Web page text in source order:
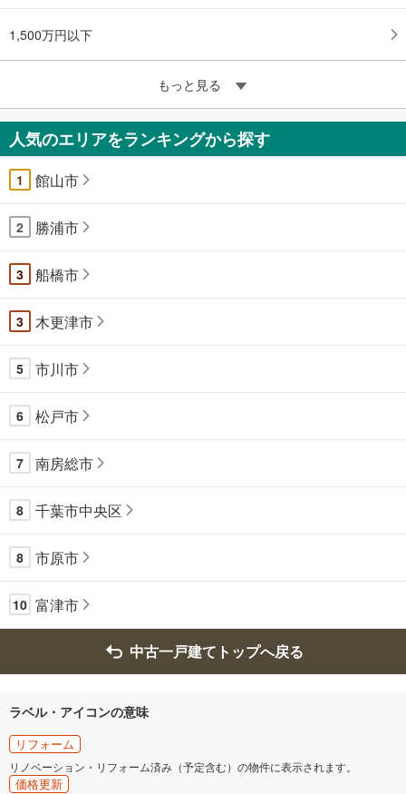
1,500万円以下
もっと見る
人気のエリアをランキングから探す
1 館山市
2 勝浦市
3 船橋市
3 木更津市
5 市川市
6 松戸市
7 南房総市
8 千葉市中央区
8 市原市
10 富津市
中古一戸建てトップへ戻る
ラベル・アイコンの意味
リフォーム
リノベーション・リフォーム済み（予定含む）の物件に表示されます。
価格更新